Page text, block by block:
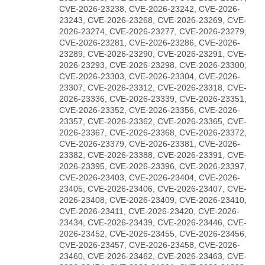
CVE-2026-23238, CVE-2026-23242, CVE-2026-
23243, CVE-2026-23268, CVE-2026-23269, CVE-
2026-23274, CVE-2026-23277, CVE-2026-23279,
CVE-2026-23281, CVE-2026-23286, CVE-2026-
23289, CVE-2026-23290, CVE-2026-23291, CVE-
2026-23293, CVE-2026-23298, CVE-2026-23300,
CVE-2026-23303, CVE-2026-23304, CVE-2026-
23307, CVE-2026-23312, CVE-2026-23318, CVE-
2026-23336, CVE-2026-23339, CVE-2026-23351,
CVE-2026-23352, CVE-2026-23356, CVE-2026-
23357, CVE-2026-23362, CVE-2026-23365, CVE-
2026-23367, CVE-2026-23368, CVE-2026-23372,
CVE-2026-23379, CVE-2026-23381, CVE-2026-
23382, CVE-2026-23388, CVE-2026-23391, CVE-
2026-23395, CVE-2026-23396, CVE-2026-23397,
CVE-2026-23403, CVE-2026-23404, CVE-2026-
23405, CVE-2026-23406, CVE-2026-23407, CVE-
2026-23408, CVE-2026-23409, CVE-2026-23410,
CVE-2026-23411, CVE-2026-23420, CVE-2026-
23434, CVE-2026-23439, CVE-2026-23446, CVE-
2026-23452, CVE-2026-23455, CVE-2026-23456,
CVE-2026-23457, CVE-2026-23458, CVE-2026-
23460, CVE-2026-23462, CVE-2026-23463, CVE-